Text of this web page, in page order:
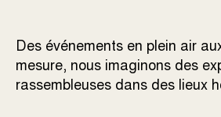
Des événements en plein air
mesure, nous imaginons des
rassembleuses dans des lieux